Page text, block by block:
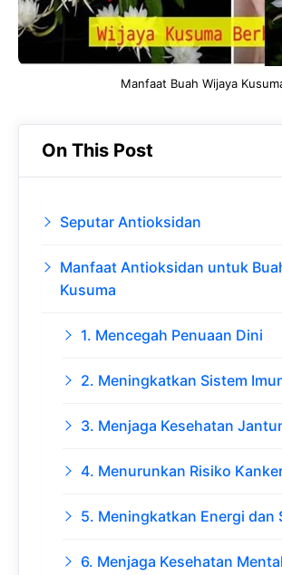
Manfaat Buah Wijaya
On This Post
Seputar Antioksidan
Manfaat Antioksidan untuk
Kusuma
1. Mencegah Penuaan Dini
2. Meningkatkan Sistem
3. Menjaga Kesehatan
4. Menurunkan Risiko
5. Meningkatkan Energi dan
6. Menjaga Kesehatan Mental